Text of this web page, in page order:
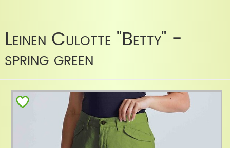
Leinen Culotte "Betty" -
spring green